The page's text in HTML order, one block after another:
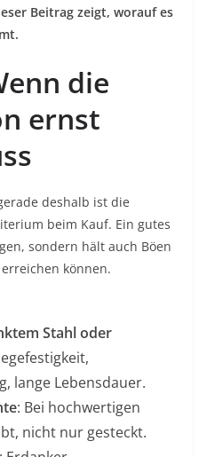
Beitrag zeigt, worauf es
die
ernst
deshalb ist die
beim Kauf. Ein gutes
sondern hält auch Böen
können.
Stahl oder
lange Lebensdauer.
: Bei hochwertigen
nicht nur gesteckt.